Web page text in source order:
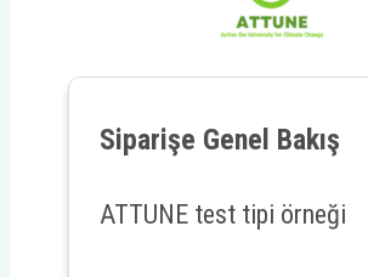
Siparişe Genel Bakış
ATTUNE test tipi örneği